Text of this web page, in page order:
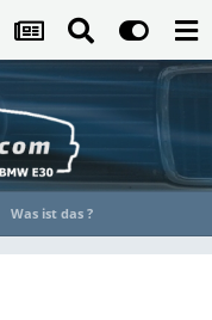
Was ist das ?